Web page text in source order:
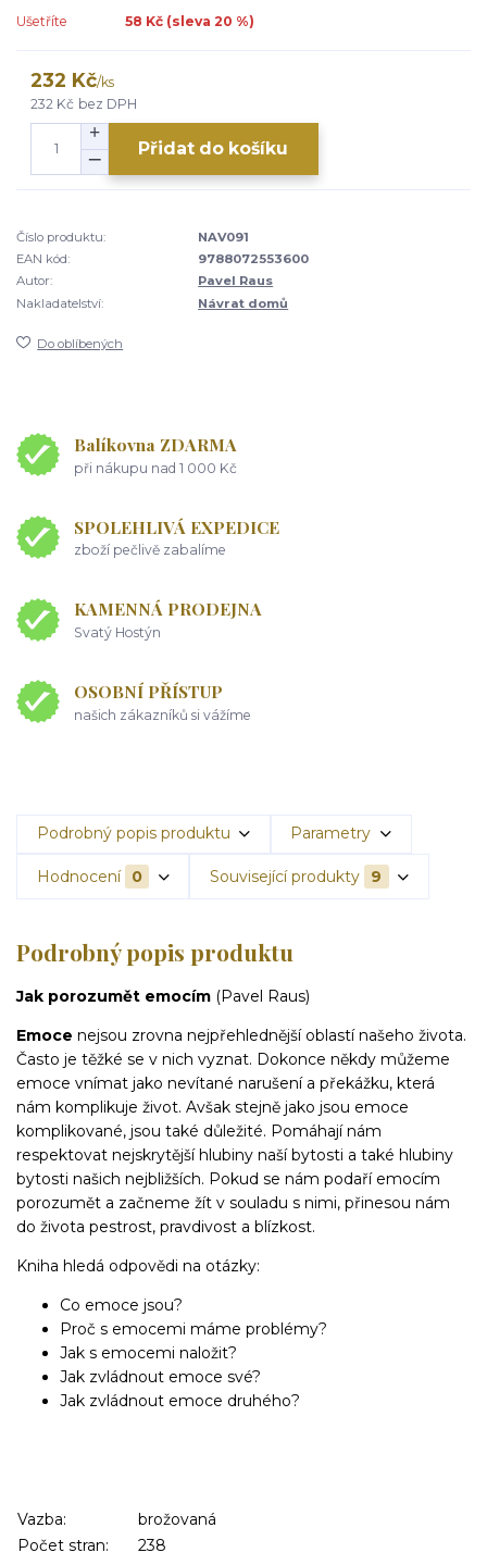
Ušetříte 58 Kč (sleva 20 %)
232 Kč/ks
232 Kč bez DPH
Přidat do košíku
Číslo produktu:
NAV091
EAN kód:
9788072553600
Autor:
Pavel Raus
Nakladatelství:
Návrat domů
Do oblíbených
Balíkovna ZDARMA
při nákupu nad 1 000 Kč
SPOLEHLIVÁ EXPEDICE
zboží pečlivě zabalíme
KAMENNÁ PRODEJNA
Svatý Hostýn
OSOBNÍ PŘÍSTUP
našich zákazníků si vážíme
Podrobný popis produktu Parametry
Hodnocení 0 Související produkty 9
Podrobný popis produktu
Jak porozumět emocím (Pavel Raus)
Emoce nejsou zrovna nejpřehlednější oblastí našeho života.
Často je těžké se v nich vyznat. Dokonce někdy můžeme
emoce vnímat jako nevítané narušení a překážku, která
nám komplikuje život. Avšak stejně jako jsou emoce
komplikované, jsou také důležité. Pomáhají nám
respektovat nejskrytější hlubiny naší bytosti a také hlubiny
bytosti našich nejbližších. Pokud se nám podaří emocím
porozumět a začneme žít v souladu s nimi, přinesou nám
do života pestrost, pravdivost a blízkost.
Kniha hledá odpovědi na otázky:
Co emoce jsou?
Proč s emocemi máme problémy?
Jak s emocemi naložit?
Jak zvládnout emoce své?
Jak zvládnout emoce druhého?
Vazba:
brožovaná
Počet stran:
238